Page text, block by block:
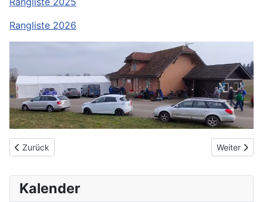
Rangliste 2026
Vorheriger Beitrag: Ladies Cup
Zurück Nächster
Weiter
Kalender